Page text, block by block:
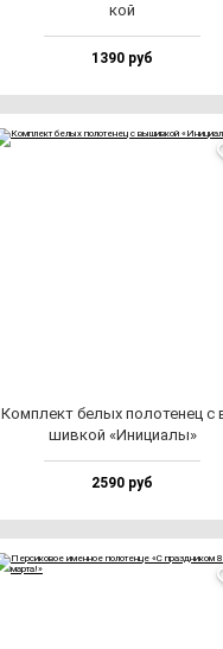
кой
1390 руб
Ком­плект бе­лых по­ло­те­нец
шив­кой «Ини­ци­алы»
2590 руб